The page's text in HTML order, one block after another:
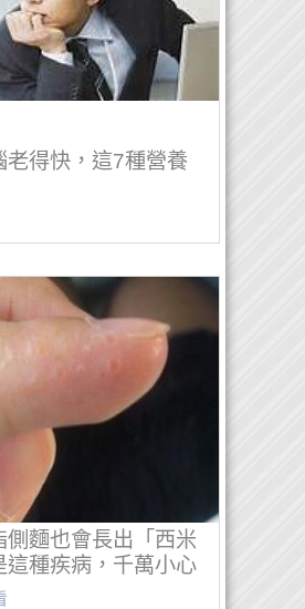
老得快，這7種營養
側麵也會長出「西米
這種疾病，千萬小心